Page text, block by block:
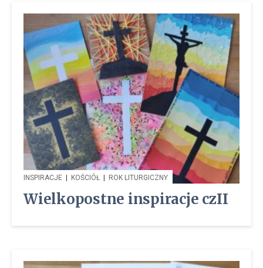
INSPIRACJE KOŚCIÓŁ ROK LITURGICZNY
Wielkopostne inspiracje czII